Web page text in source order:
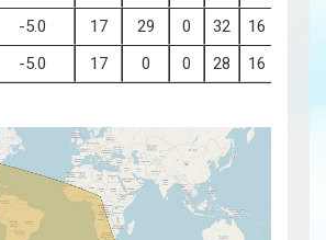
-5.0 17 29 0 32 16
-5.0 17 0 0 28 16